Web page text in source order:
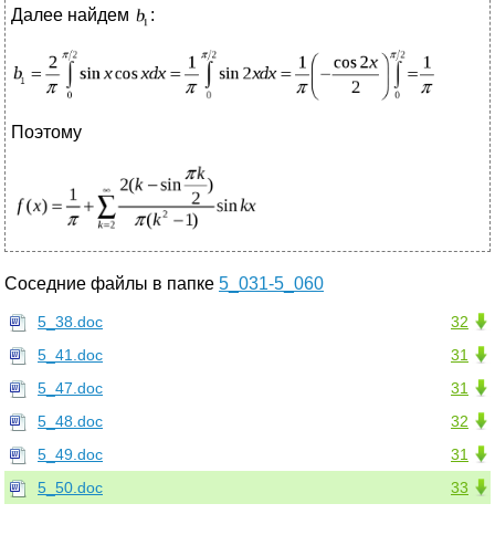
Далее найдем :
Поэтому
Соседние файлы в папке 5_031-5_060
32
5_38.doc
31
5_41.doc
31
5_47.doc
32
5_48.doc
31
5_49.doc
33
5_50.doc